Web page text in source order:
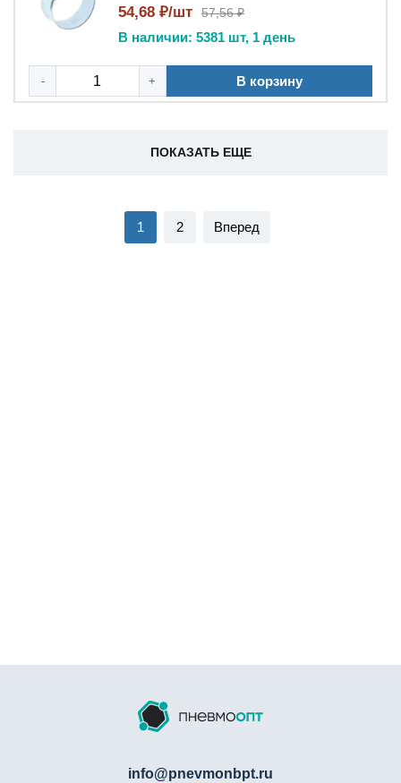
54,68 ₽/шт 57,56 ₽
В наличии: 5381 шт, 1 день
- + В корзину
ПОКАЗАТЬ ЕЩЕ
1 2 Вперед
info@pnevmonbpt.ru